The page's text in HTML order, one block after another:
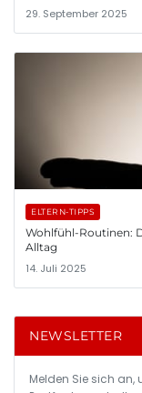
29. September 2025
ELTERN-TIPPS
Wohlfühl-Routinen:
Alltag
14. Juli 2025
NEWSLETTER
Melden Sie sich an,